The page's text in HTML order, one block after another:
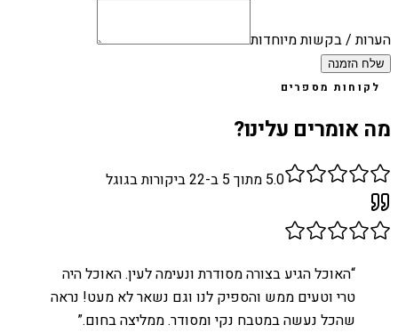
הערות / בקשות מיוחדות
שלח הזמנה
לקוחות מספרים
מה אומרים עלינו?
5.0 מתוך 5 ב- 22ביקורות בגוגל
“האוכל הגיע בצורה מסודרת ונעימה לעין. האוכל היה
טרי וטעים ממש והספיק לנו וגם נשאר לא מעט! נראה
שהכל נעשה במטבח נקי ומסודר. ממליצה בחום.”